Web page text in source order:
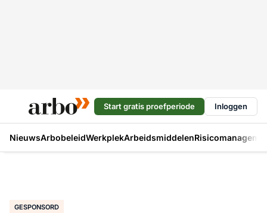
Start gratis proefperiode Inloggen
NieuwsArbobeleidWerkplekArbeidsmiddelen
GESPONSORD